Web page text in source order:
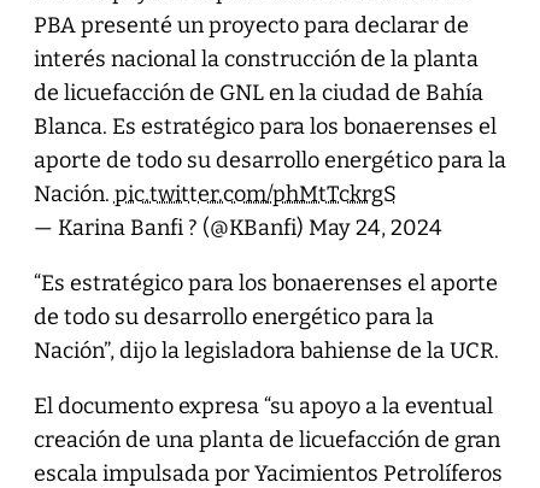
PBA presenté un proyecto para declarar de
interés nacional la construcción de la planta
de licuefacción de GNL en la ciudad de Bahía
Blanca. Es estratégico para los bonaerenses el
aporte de todo su desarrollo energético para la
Nación. pic.twitter.com/phMtTckrgS
— Karina Banfi ? (@KBanfi) May 24, 2024
“Es estratégico para los bonaerenses el aporte
de todo su desarrollo energético para la
Nación”, dijo la legisladora bahiense de la UCR.
El documento expresa “su apoyo a la eventual
creación de una planta de licuefacción de gran
escala impulsada por Yacimientos Petrolíferos